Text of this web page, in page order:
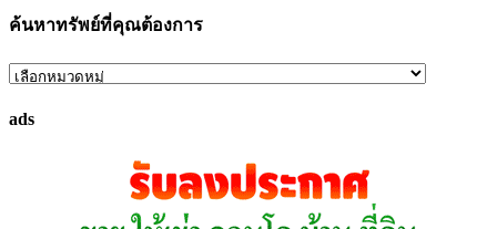
ค้นหาทรัพย์ที่คุณต้องการ
ค้นหา
ที่
ads